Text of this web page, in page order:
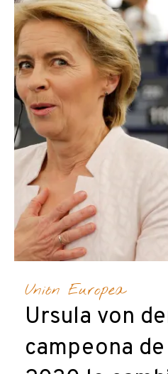
Unión Europea
Ursula von
campeona